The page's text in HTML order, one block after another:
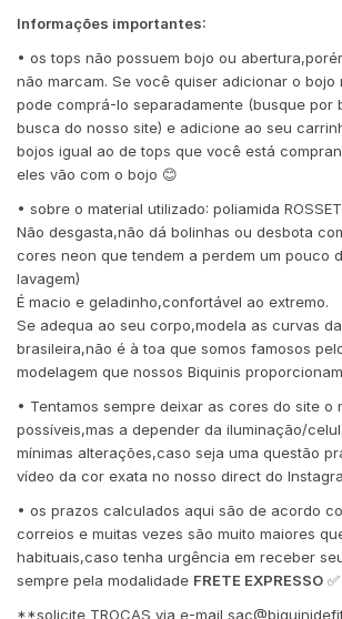
Informações importantes:
• os tops não possuem bojo ou
não marcam. Se você quiser adicionar o bojo
pode comprá-lo separadamente (busque por
busca do nosso site) e adicione ao seu
bojos igual ao de tops que você está
eles vão com o bojo 😊
• sobre o material utilizado: poliamida
Não desgasta,não dá bolinhas ou desbota
cores neon que tendem a perdem um pouco
lavagem)
É macio e geladinho,confortável ao extremo.
Se adequa ao seu corpo,modela as curvas
brasileira,não é à toa que somos famosos
modelagem que nossos Biquinis
• Tentamos sempre deixar as cores do site o
possíveis,mas a depender da iluminação/
mínimas alterações,caso seja uma questão
vídeo da cor exata no nosso direct do
• os prazos calculados aqui são de acordo
correios e muitas vezes são muito maiores
habituais,caso tenha urgência em receber
sempre pela modalidade FRETE EXPRESSO ✅
**solicite TROCAS via e-mail